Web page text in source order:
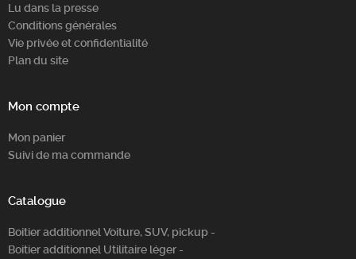
Lu dans la presse
Conditions générales
Vie privée et confidentialité
Plan du site
Mon compte
Mon panier
Suivi de ma commande
Catalogue
Boitier additionnel Voiture, SUV, pickup -
Boitier additionnel Utilitaire léger -